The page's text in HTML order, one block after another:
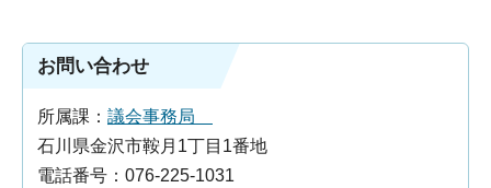
お問い合わせ
所属課： 議会事務局
石川県金沢市鞍月1丁目1番地
電話番号：076-225-1031